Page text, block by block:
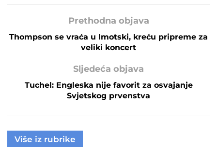
Prethodna objava
Thompson se vraća u Imotski, kreću pripreme za
veliki koncert
Sljedeća objava
Tuchel: Engleska nije favorit za osvajanje
Svjetskog prvenstva
Više iz rubrike